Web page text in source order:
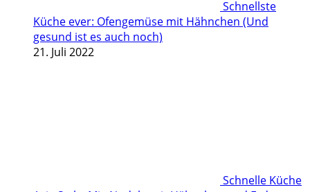
Schnellste
Küche ever: Ofengemüse mit Hähnchen (Und
gesund ist es auch noch)
21. Juli 2022
Schnelle Küche